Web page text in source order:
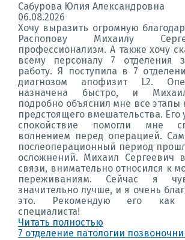
Сабурова Юлия Александровна
06.08.2026
Хочу выразить огромную
Распопову Михаилу
профессионализм. А также хочу
всему персоналу 7 отделения
работу. Я поступила в 7
диагнозом апофизит L2.
назначена быстро, и
подробно объяснил мне все этапы
предстоящего вмешательства. Его
спокойствие помогли мне
волнением перед операцией.
послеоперационный период
осложнений. Михаил Сергеевич
связи, внимательно относился к
переживаниям. Сейчас я
значительно лучше, и я очень
это. Рекомендую его как
специалиста!
Читать полностью
7 отделение патологии